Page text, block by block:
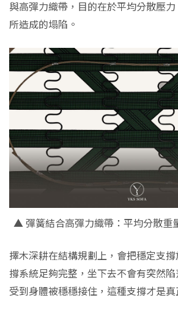
與高彈力織帶，目的在於平均分散壓
所造成的塌陷。
▲ 彈簧結合高彈力織帶：平均分散重
擇木深耕在結構規劃上，會把穩定支
撐系統足夠完整，坐下去不會有突然
受到身體被穩穩接住，這種支撐才是真